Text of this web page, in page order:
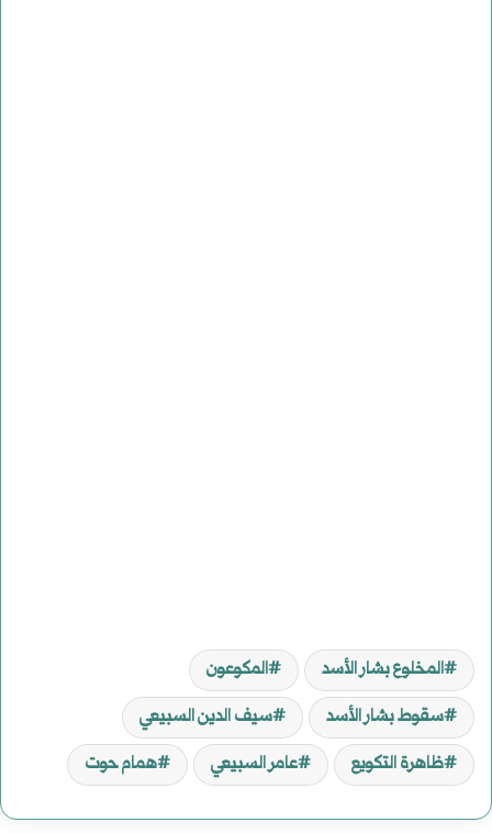
المخلوع بشار الأسد
المكوعون
سقوط بشار الأسد
سيف الدين السبيعي
ظاهرة التكويع
عامر السبيعي همام حوت